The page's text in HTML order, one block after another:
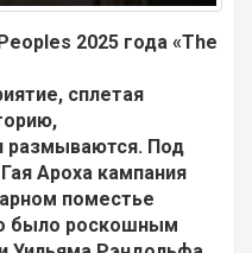
2025 года «The
сплетая
размываются. Под
Ароха кампания
поместье
было роскошным